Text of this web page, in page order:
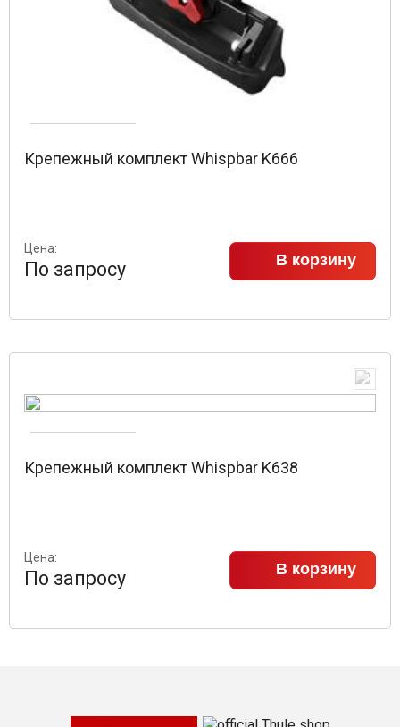
Крепежный комплект Whispbar K666
Цена:
По запросу В корзину
Крепежный комплект Whispbar K638
Цена:
По запросу В корзину